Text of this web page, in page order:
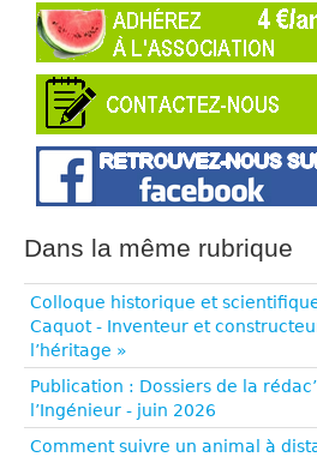
Dans la même rubrique
Colloque historique et
Caquot - Inventeur et
l’héritage »
Publication : Dossiers de la
l’Ingénieur - juin 2026
Comment suivre un animal à